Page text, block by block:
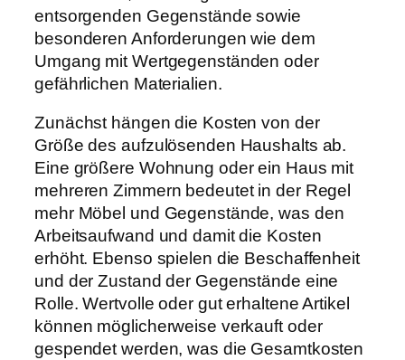
entsorgenden Gegenstände sowie
besonderen Anforderungen wie dem
Umgang mit Wertgegenständen oder
gefährlichen Materialien.
Zunächst hängen die Kosten von der
Größe des aufzulösenden Haushalts ab.
Eine größere Wohnung oder ein Haus mit
mehreren Zimmern bedeutet in der Regel
mehr Möbel und Gegenstände, was den
Arbeitsaufwand und damit die Kosten
erhöht. Ebenso spielen die Beschaffenheit
und der Zustand der Gegenstände eine
Rolle. Wertvolle oder gut erhaltene Artikel
können möglicherweise verkauft oder
gespendet werden, was die Gesamtkosten